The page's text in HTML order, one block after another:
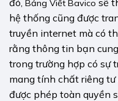
Bảng Viết Bavico
hệ thống cũng được
truyền internet mà có
rằng thông tin bạn
trong trường hợp có sự
mang tính chất riêng
được phép toàn quyền